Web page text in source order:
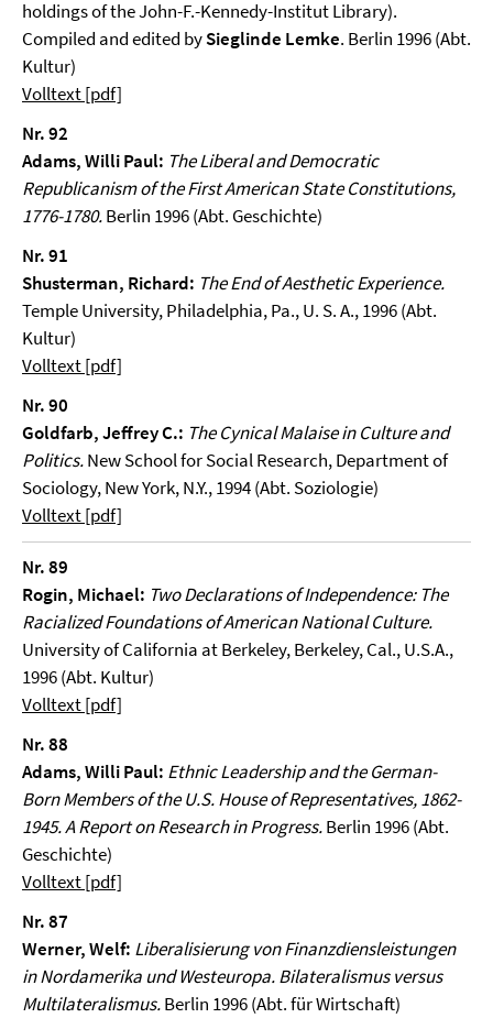
holdings of the John-F.-Kennedy-Institut Library).
Compiled and edited bySieglinde Lemke. Berlin 1996 (Abt.
Kultur)
Volltext [pdf]
Nr. 92
Adams, Willi Paul: The Liberal and Democratic
Republicanism of the First American State Constitutions,
1776-1780.Berlin 1996 (Abt. Geschichte)
Nr. 91
Shusterman, Richard: The End of Aesthetic Experience.
Temple University, Philadelphia, Pa., U. S. A., 1996 (Abt.
Kultur)
Volltext [pdf]
Nr. 90
Goldfarb, Jeffrey C.: The Cynical Malaise in Culture and
Politics.New School for Social Research, Department of
Sociology, New York, N.Y., 1994 (Abt. Soziologie)
Volltext [pdf]
Nr. 89
Rogin, Michael: Two Declarations of Independence: The
Racialized Foundations of American National Culture.
University of California at Berkeley, Berkeley, Cal., U.S.A.,
1996 (Abt. Kultur)
Volltext [pdf]
Nr. 88
Adams, Willi Paul: Ethnic Leadership and the German-
Born Members of the U.S. House of Representatives, 1862-
1945.A Report on Research in Progress.Berlin 1996 (Abt.
Geschichte)
Volltext [pdf]
Nr. 87
Werner, Welf: Liberalisierung von Finanzdiensleistungen
in Nordamerika und Westeuropa. Bilateralismus versus
Multilateralismus.Berlin 1996 (Abt. für Wirtschaft)